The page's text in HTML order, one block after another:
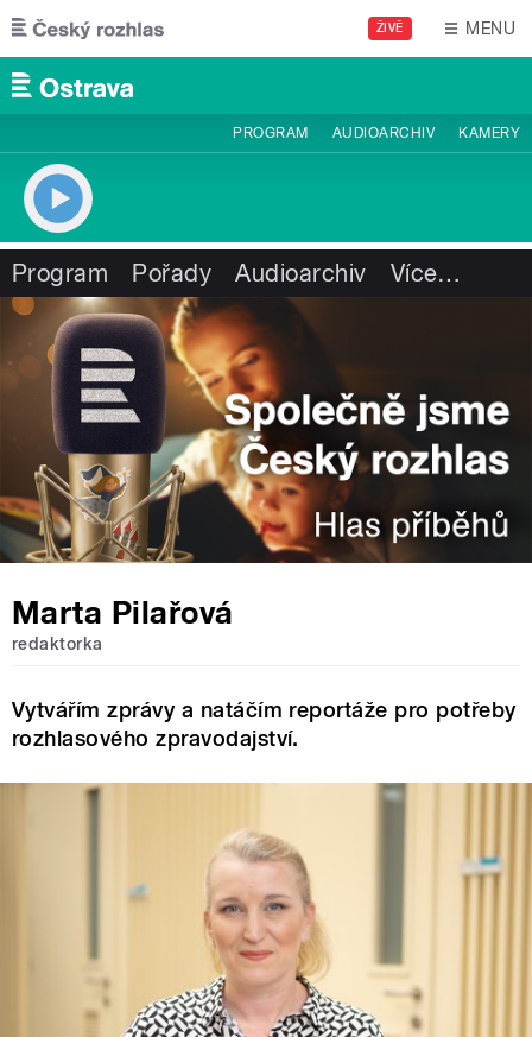
Přejít k hlavnímu obsahu
ŽIVĚ MENU
PROGRAM AUDIOARCHIV KAMERY
Program Pořady Audioarchiv Více…
Marta Pilařová
redaktorka
Vytvářím zprávy a natáčím reportáže pro potřeby
rozhlasového zpravodajství.